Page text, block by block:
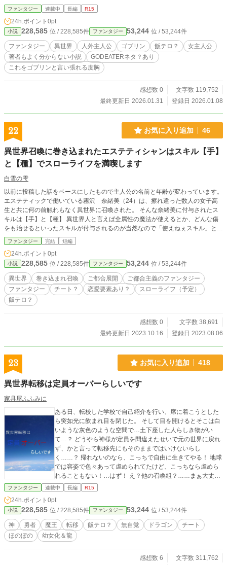
ファンタジー 連載中 長編 R15
24h.ポイント 0pt
小説 228,585 位 / 228,585件 ファンタジー 53,244 位 / 53,244件
ファンタジー 異世界 人外主人公 ゴブリン 飯テロ？
女主人公
著者もよく分からない小説
GODEATERネタ？あり
これをゴブリンと言い張れる度胸
感想数 0
文字数 119,752
最終更新日 2026.01.31
登録日 2026.01.08
22 お気に入り追加 46
異世界召喚に巻き込まれたエステティシャンはスキル【手】
と【種】でスローライフを満喫します
白雪の雫
以前に投稿した話をベースにしたもので主人公の名前と年齢が変わっています。
エステティックで働いている霧沢 奈緒美（24）は、擦れ違った数人の女子高
生と共に何の前触れもなく異世界に召喚された。 そんな奈緒美に付与されたス
キルは【手】と【種】 異世界人と言えば全属性の魔法が使えるとか、どんな傷
をも治せるといったスキルが付与されるのが当然なので「使えねぇスキル」と国
のトップ達から判断された奈緒美は宮殿から追い出されてしまう。 だが、この
【手】と【種】というスキル、使いようによっては非常にチートなものだった。
設定はガバガバ+矛盾がある+ご都合主義+深く考えたら負けである事だけは先に
言っておきます。
ファンタジー 完結 短編
24h.ポイント 0pt
小説 228,585 位 / 228,585件 ファンタジー 53,244 位 / 53,244件
異世界 巻き込まれ召喚 ご都合展開
ご都合主義のファンタジー
ファンタジー
チート？ 恋愛要素あり？
スローライフ（予定）
飯テロ？
感想数 0
文字数 38,691
最終更新日 2023.10.16
登録日 2023.08.06
23 お気に入り追加 418
異世界転移は定員オーバーらしいです
家具屋ふふみに
ある日、転校した学校で自己紹介を行い、席に着こうとした
ら突如光に飲まれ目を閉じた。 そして目を開けるとそこは白
いような灰色のような空間で…土下座した人らしき物がい
て…？ どうやら神様が定員を間違えたせいで元の世界に戻れ
ず、かと言って転移先にもそのままではいけないらし
く……？ 帰れないのなら、こっちで自由に生きてやる！ 地球
では容姿で色々あって虐められてたけど、こっちなら虐めら
れることもない！…はず！ え？他の召喚組？……まぁ大丈夫
でしょ！ そんなこんなで少女？は健気に自由に異世界を生き
いていきますので、ゆっくり目の更新になると思います。長
い目で見ていただけると嬉しいです。 小説家になろう様でも
投稿しています。
ファンタジー 連載中 長編 R15
24h.ポイント 0pt
小説 228,585 位 / 228,585件 ファンタジー 53,244 位 / 53,244件
神 勇者 魔王 転移 飯テロ？ 無自覚 ドラゴン
チート
ほのぼの
幼女化＆龍
感想数 6 文字数 311,762